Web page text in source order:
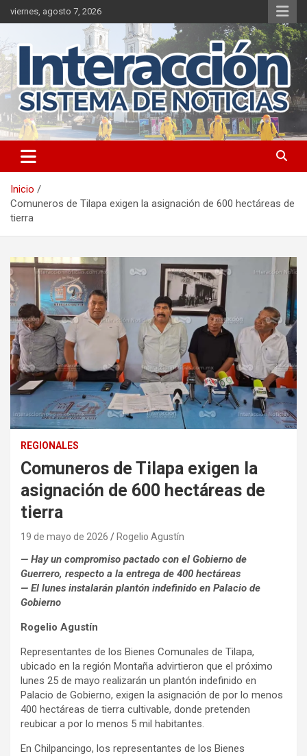
Saltar
al
viernes, agosto 7, 2026
Inicio
Comuneros de Tilapa exigen la asignación de 600 hectáreas de
tierra
REGIONALES
Comuneros de Tilapa exigen la
asignación de 600 hectáreas de
tierra
19 de mayo de 2026 Rogelio Agustín
— Hay un compromiso pactado con el Gobierno de
Guerrero, respecto a la entrega de 400 hectáreas
— El lunes instalarán plantón indefinido en Palacio de
Gobierno
Rogelio Agustín
Representantes de los Bienes Comunales de Tilapa,
ubicado en la región Montaña advirtieron que el próximo
lunes 25 de mayo realizarán un plantón indefinido en
Palacio de Gobierno, exigen la asignación de por lo menos
400 hectáreas de tierra cultivable, donde pretenden
reubicar a por lo menos 5 mil habitantes.
En Chilpancingo, los representantes de los Bienes